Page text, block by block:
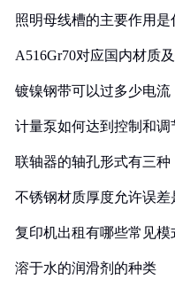
照明母线槽的主要作用是
A516Gr70对应国内材质
镀镍钢带可以过多少电流
计量泵如何达到控制和调
联轴器的轴孔形式有三种
不锈钢材质厚度允许误差
复印机出租有哪些常见模
溶于水的润滑剂的种类